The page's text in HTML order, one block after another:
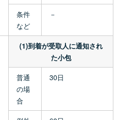
条件
など
－
(1)到着が受取人に通知され
た小包
普通
の場
合
30日